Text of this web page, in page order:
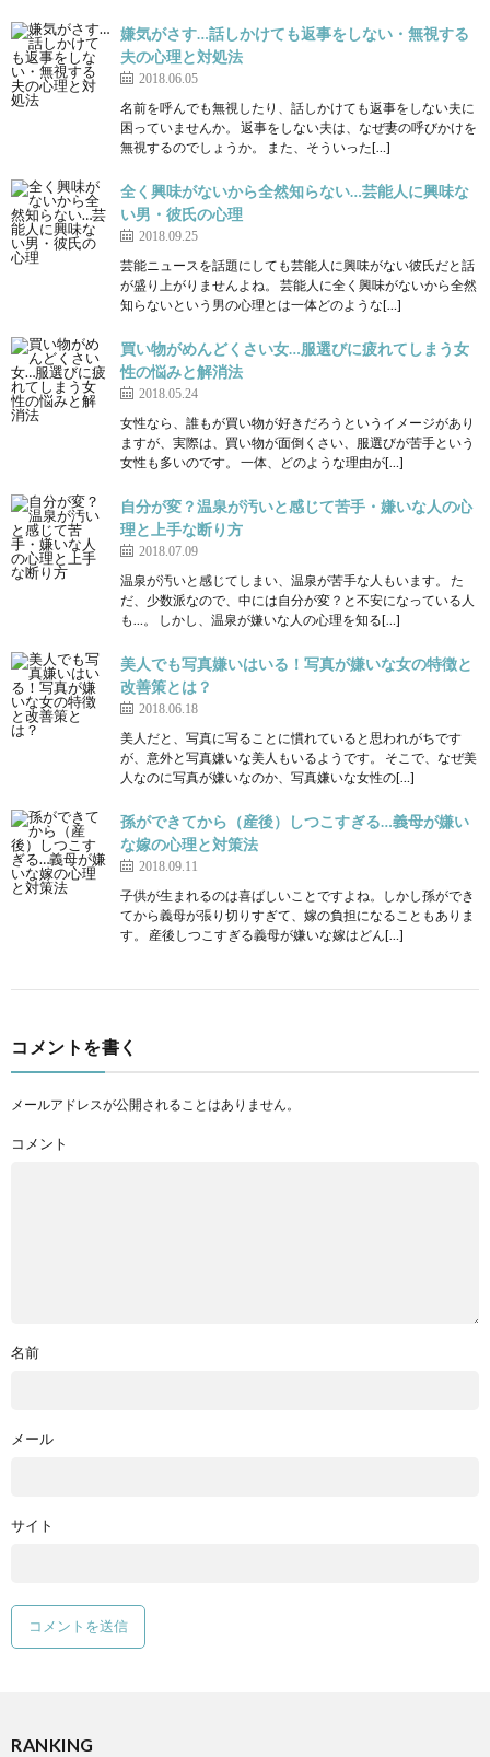
嫌気がさす…話しかけても返事をしない・無視する
夫の心理と対処法
2018.06.05
名前を呼んでも無視したり、話しかけても返事をしない夫に
困っていませんか。 返事をしない夫は、なぜ妻の呼びかけを
無視するのでしょうか。 また、そういった[…]
全く興味がないから全然知らない…芸能人に興味な
い男・彼氏の心理
2018.09.25
芸能ニュースを話題にしても芸能人に興味がない彼氏だと話
が盛り上がりませんよね。 芸能人に全く興味がないから全然
知らないという男の心理とは一体どのような[…]
買い物がめんどくさい女…服選びに疲れてしまう女
性の悩みと解消法
2018.05.24
女性なら、誰もが買い物が好きだろうというイメージがあり
ますが、実際は、買い物が面倒くさい、服選びが苦手という
女性も多いのです。 一体、どのような理由が[…]
自分が変？温泉が汚いと感じて苦手・嫌いな人の心
理と上手な断り方
2018.07.09
温泉が汚いと感じてしまい、温泉が苦手な人もいます。 た
だ、少数派なので、中には自分が変？と不安になっている人
も…。 しかし、温泉が嫌いな人の心理を知る[…]
美人でも写真嫌いはいる！写真が嫌いな女の特徴と
改善策とは？
2018.06.18
美人だと、写真に写ることに慣れていると思われがちです
が、意外と写真嫌いな美人もいるようです。 そこで、なぜ美
人なのに写真が嫌いなのか、写真嫌いな女性の[…]
孫ができてから（産後）しつこすぎる…義母が嫌い
な嫁の心理と対策法
2018.09.11
子供が生まれるのは喜ばしいことですよね。しかし孫ができ
てから義母が張り切りすぎて、嫁の負担になることもありま
す。 産後しつこすぎる義母が嫌いな嫁はどん[…]
コメントを書く
メールアドレスが公開されることはありません。
コメント
名前
メール
サイト
RANKING